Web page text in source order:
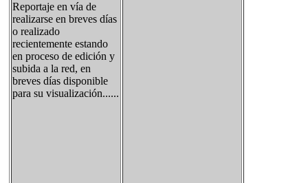
Reportaje en vía de
realizarse en breves días
o realizado
recientemente estando
en proceso de edición y
subida a la red, en
breves días disponible
para su visualización......